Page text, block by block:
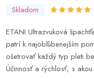
Skladom
ETANI Ultrazvuková
patrí k najobľúbenejším
ošetrovať každý typ pleti
Účinnosť a rýchlosť, s